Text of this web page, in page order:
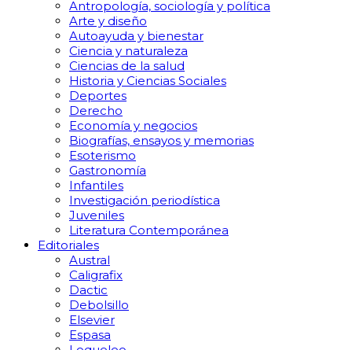
Antropología, sociología y política
Arte y diseño
Autoayuda y bienestar
Ciencia y naturaleza
Ciencias de la salud
Historia y Ciencias Sociales
Deportes
Derecho
Economía y negocios
Biografías, ensayos y memorias
Esoterismo
Gastronomía
Infantiles
Investigación periodística
Juveniles
Literatura Contemporánea
Editoriales
Austral
Caligrafix
Dactic
Debolsillo
Elsevier
Espasa